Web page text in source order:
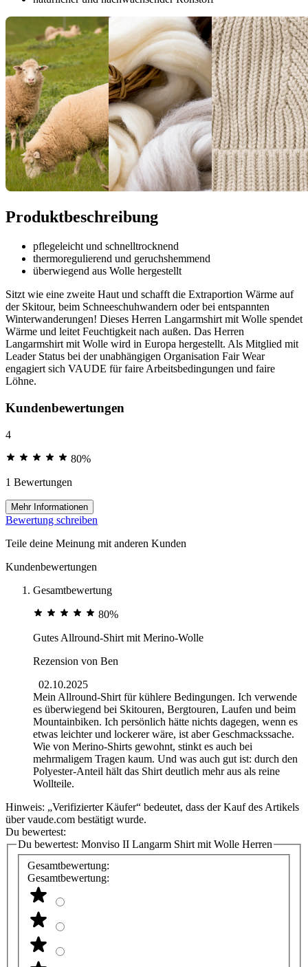
Produktbeschreibung
pflegeleicht und schnelltrocknend
thermoregulierend und geruchshemmend
überwiegend aus Wolle hergestellt
Sitzt wie eine zweite Haut und schafft die Extraportion Wärme auf
der Skitour, beim Schneeschuhwandern oder bei entspannten
Winterwanderungen! Dieses Herren Langarmshirt mit Wolle spendet
Wärme und leitet Feuchtigkeit nach außen. Das Herren
Langarmshirt mit Wolle wird in Europa hergestellt. Als Mitglied mit
Leader Status bei der unabhängigen Organisation Fair Wear
engagiert sich VAUDE für faire Arbeitsbedingungen und faire
Löhne.
Kundenbewertungen
4
80%
1 Bewertungen
Mehr Informationen
Bewertung schreiben
Teile deine Meinung mit anderen Kunden
Kundenbewertungen
Gesamtbewertung
80%
Gutes Allround-Shirt mit Merino-Wolle
Rezension von Ben
02.10.2025
Mein Allround-Shirt für kühlere Bedingungen. Ich verwende
es überwiegend bei Skitouren, Bergtouren, Laufen und beim
Mountainbiken. Ich persönlich hätte nichts dagegen, wenn es
etwas leichter und lockerer wäre, ist aber Geschmackssache.
Wie von Merino-Shirts gewohnt, stinkt es auch bei
mehrmaligem Tragen kaum. Und was auch gut ist: durch den
Polyester-Anteil hält das Shirt deutlich mehr aus als reine
Wollteile.
Hinweis: „Verifizierter Käufer“ bedeutet, dass der Kauf des Artikels
über vaude.com bestätigt wurde.
Du bewertest:
Du bewertest: Monviso II Langarm Shirt mit Wolle Herren
Gesamtbewertung:
Gesamtbewertung: